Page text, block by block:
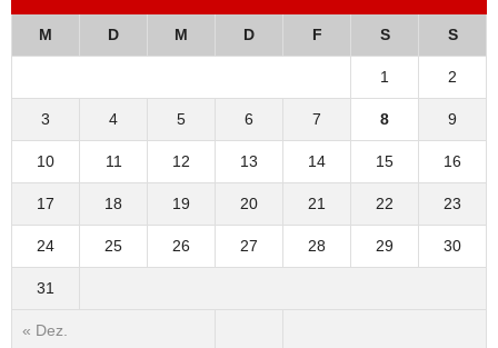
M D M D F S S
« Dez.
1 2
3 4 5 6 7 8 9
10 11 12 13 14 15 16
17 18 19 20 21 22 23
24 25 26 27 28 29 30
31